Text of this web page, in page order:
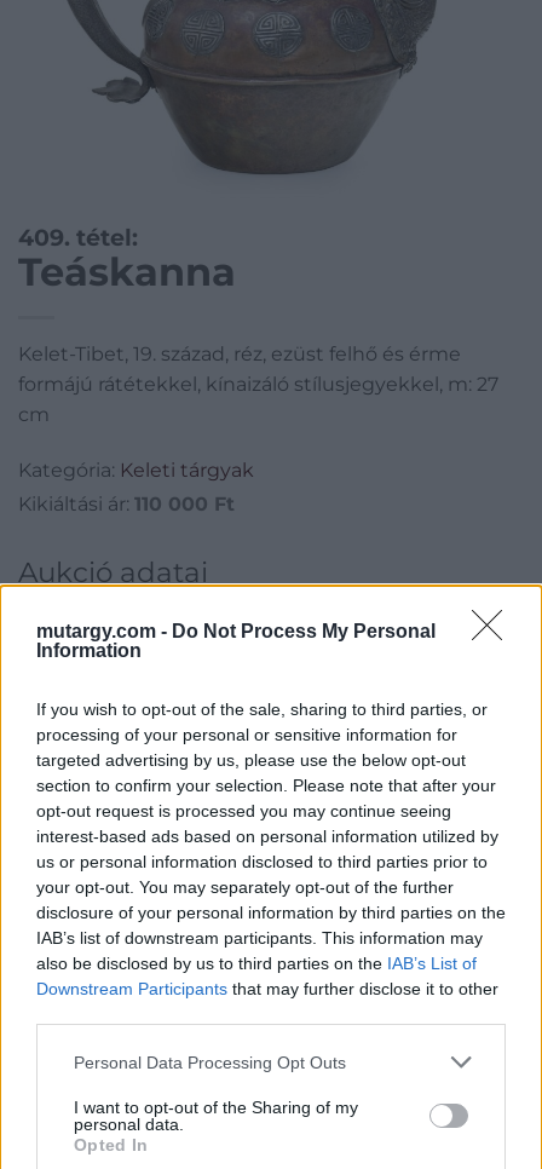
mutargy.com - Do Not Process My Personal
Information
If you wish to opt-out of the sale, sharing to third parties, or
processing of your personal or sensitive information for
targeted advertising by us, please use the below opt-out
section to confirm your selection. Please note that after your
opt-out request is processed you may continue seeing
interest-based ads based on personal information utilized by
us or personal information disclosed to third parties prior to
your opt-out. You may separately opt-out of the further
disclosure of your personal information by third parties on the
IAB’s list of downstream participants. This information may
also be disclosed by us to third parties on the IAB’s List of
Downstream Participants that may further disclose it to other
Personal Data Processing Opt Outs
I want to opt-out of the Sharing of my
personal data.
Opted In
409. tétel:
Teáskanna
Kelet-Tibet, 19. század, réz, ezüst felhő és érme
formájú rátétekkel, kínaizáló stílusjegyekkel, m: 27
cm
Kategória: Keleti tárgyak
Kikiáltási ár: 110 000 Ft
Aukció adatai
Aukció dátuma: 2017.03.08
Aukció helye: 1055 Budapest, Falk Miksa utca 24-26.
Tételszám: 409
Eladó adatai
Eladó: Biksady Galéria
Cím: Törő Tamás
Biksady Galéria Kft.
1055, Budapest, Falk Miksa u.
24-26.
Telefon: 061/784-1111 061/780-
http://www.biksady.com